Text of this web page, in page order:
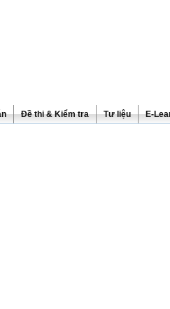
Đề thi & Kiểm tra Tư liệu E-